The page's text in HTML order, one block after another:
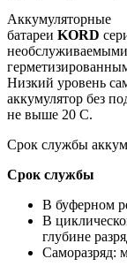
Аккумуляторные
батареи KORD
Низкий уровень
аккумулятор без
не выше 20 С.
Срок службы
Срок службы
В буферном
В
глубине
Саморазряд: